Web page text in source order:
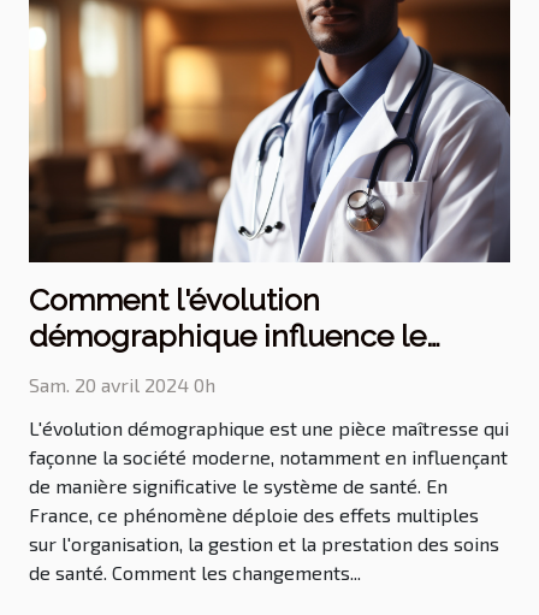
Comment l'évolution
démographique influence le
système de santé en France
Sam. 20 avril 2024 0h
L'évolution démographique est une pièce maîtresse qui
façonne la société moderne, notamment en influençant
de manière significative le système de santé. En
France, ce phénomène déploie des effets multiples
sur l'organisation, la gestion et la prestation des soins
de santé. Comment les changements...